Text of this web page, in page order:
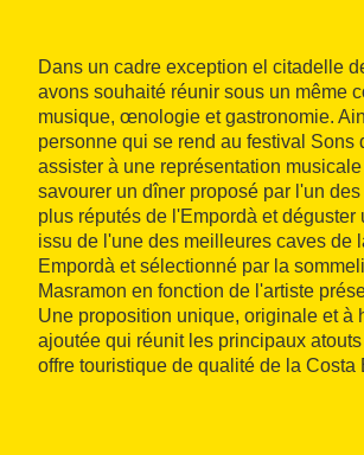
Dans un cadre exception el citadelle
avons souhaité réunir sous un même
musique, œnologie et gastronomie.
personne qui se rend au festival Sons
assister à une représentation
savourer un dîner proposé par l'un
plus réputés de l'Empordà et déguster
issu de l'une des meilleures caves de
Empordà et sélectionné par la
Masramon en fonction de l'artiste
Une proposition unique, originale et à
ajoutée qui réunit les principaux
offre touristique de qualité de la Costa